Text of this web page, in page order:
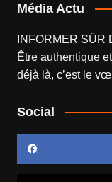
Média Actu
INFORMER SÛR
Être authentique
déjà là, c’est le
Social